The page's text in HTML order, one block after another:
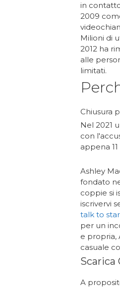
in
2009
Milioni di
2012 ha
alle
limitati.
Chiusura
Nel 2021
con
appena
Ashley
fondato
coppie si
iscrivervi
talk to
per un
e propria,
casuale
Scarica
A